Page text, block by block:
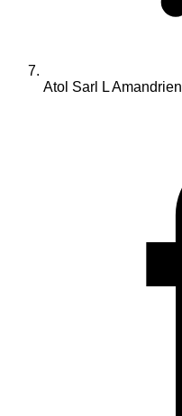
Atol Sarl L Amandrien